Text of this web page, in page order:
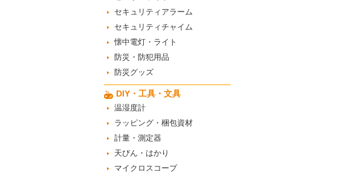
セキュリティアラーム
セキュリティチャイム
懐中電灯・ライト
防災・防犯用品
防災グッズ
DIY・工具・文具
温湿度計
ラッピング・梱包資材
計量・測定器
天びん・はかり
マイクロスコープ